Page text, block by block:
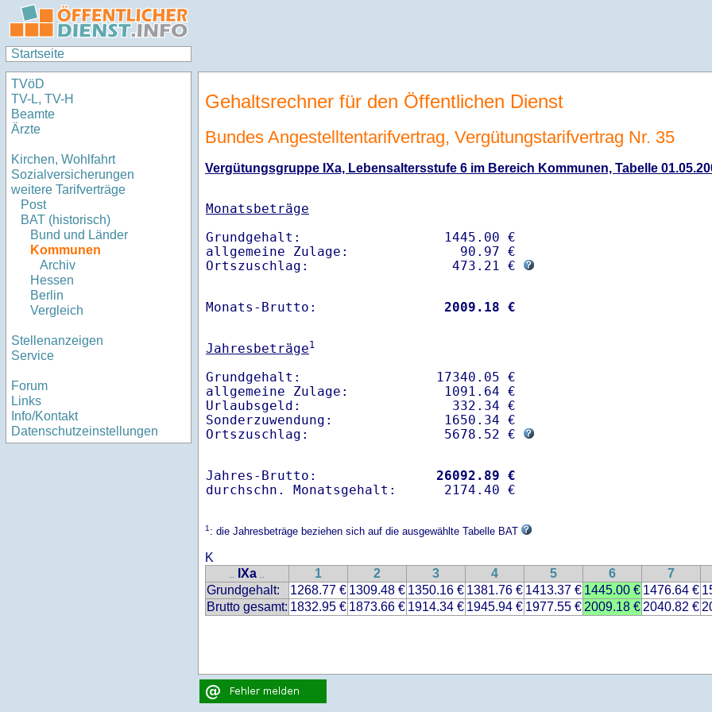
Startseite
TVöD
TV-L, TV-H
Beamte
Ärzte
Kirchen, Wohlfahrt
Sozialversicherungen
weitere Tarifverträge
Post
BAT (historisch)
Bund und Länder
Kommunen
Archiv
Hessen
Berlin
Vergleich
Stellenanzeigen
Service
Forum
Links
Info/Kontakt
Datenschutzeinstellungen
Gehaltsrechner für den Öffentlichen Dienst
Bundes Angestelltentarifvertrag, Vergütungstarifvertrag Nr. 35
Vergütungsgruppe IXa, Lebensaltersstufe 6 im Bereich Kommunen, Tabelle
Monatsbeträge
Grundgehalt:                  1445.00 €
allgemeine Zulage:              90.97 €
Ortszuschlag:                  473.21 €
Monats-Brutto: 2009.18 €
Jahresbeträge1
Grundgehalt:                 17340.05 €
allgemeine Zulage:            1091.64 €
Urlaubsgeld:                   332.34 €
Sonderzuwendung:              1650.34 €
Ortszuschlag:                 5678.52 €
Jahres-Brutto: 26092.89 €
1: die Jahresbeträge beziehen sich auf die ausgewählte Tabelle BAT
K
.. IXa .. 1 2 3 4 5 6 7
Grundgehalt:
1268.77 € 1309.48 € 1350.16 € 1381.76 € 1413.37 € 1445.00 € 1476.64 €
Brutto gesamt: 1832.95 € 1873.66 € 1914.34 € 1945.94 € 1977.55 € 2009.18 € 2040.82 €